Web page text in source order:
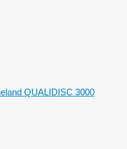
QUALIDISC 3000